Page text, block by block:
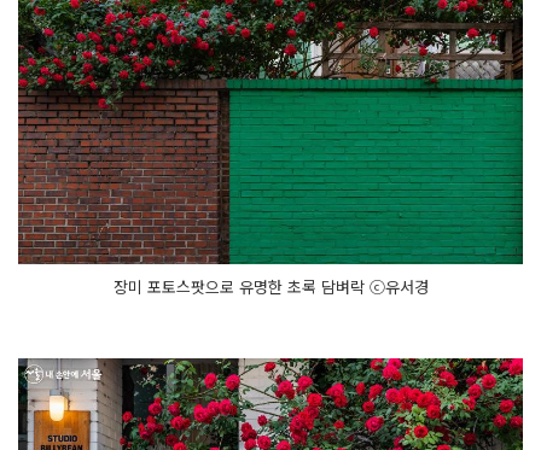
장미 포토스팟으로 유명한 초록 담벼락 ⓒ유서경